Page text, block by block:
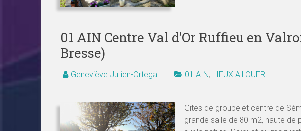
01 AIN Centre Val d’Or Ruffieu en
Bresse)
Geneviève Jullien-Ortega 01 AIN, LIEUX A LOUER
Gites de groupe et centre de
grande salle de 80 m2, haute de